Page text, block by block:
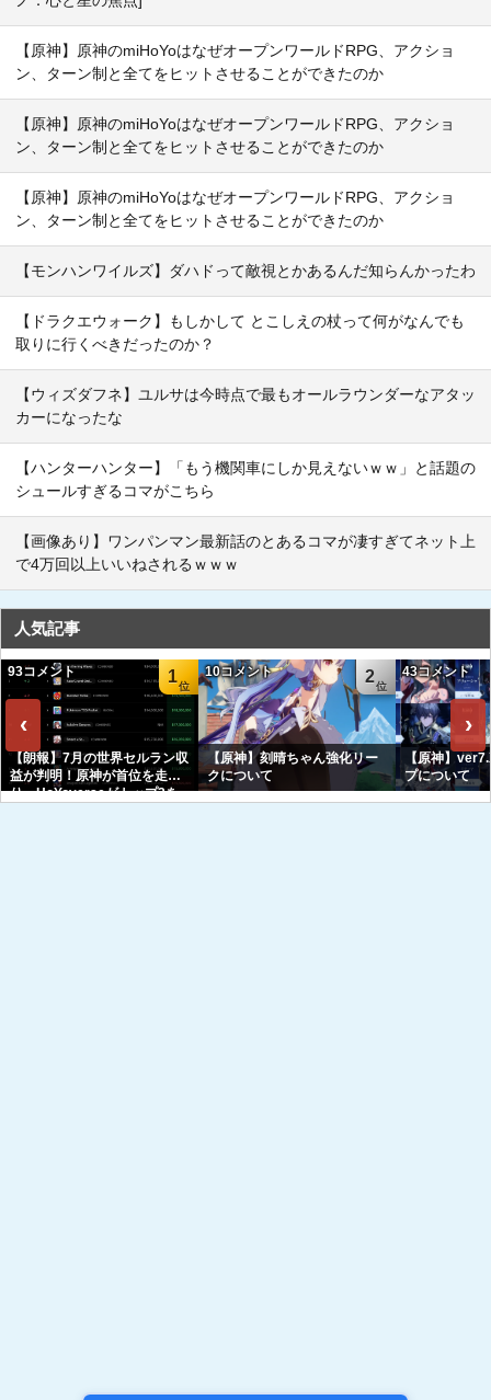
【原神】原神のmiHoYoはなぜオープンワールドRPG、アクショ
ン、ターン制と全てをヒットさせることができたのか
【原神】原神のmiHoYoはなぜオープンワールドRPG、アクショ
ン、ターン制と全てをヒットさせることができたのか
【原神】原神のmiHoYoはなぜオープンワールドRPG、アクショ
ン、ターン制と全てをヒットさせることができたのか
【モンハンワイルズ】ダハドって敵視とかあるんだ知らんかったわ
【ドラクエウォーク】もしかして とこしえの杖って何がなんでも
取りに行くべきだったのか？
【ウィズダフネ】ユルサは今時点で最もオールラウンダーなアタッ
カーになったな
【ハンターハンター】「もう機関車にしか見えないｗｗ」と話題の
シュールすぎるコマがこちら
【画像あり】ワンパンマン最新話のとあるコマが凄すぎてネット上
で4万回以上いいねされるｗｗｗ
人気記事
‹
1
93コメント
【朗報】7月の世界セルラン収
益が判明！原神が首位を走
り、HoYoverseがトップ3を
2
10コメント
【原神】刻晴ちゃん強化リー
クについて
43コメント
【原神】
プについて
›